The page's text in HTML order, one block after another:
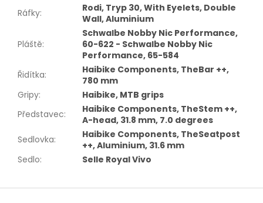
Ráfky:
Rodi, Tryp 30, With Eyelets, Double
Wall, Aluminium
Pláště:
Schwalbe Nobby Nic Performance,
60-622 - Schwalbe Nobby Nic
Performance, 65-584
Řidítka:
Haibike Components, TheBar ++,
780 mm
Gripy:
Haibike, MTB grips
Představec:
Haibike Components, TheStem ++,
A-head, 31.8 mm, 7.0 degrees
Sedlovka:
Haibike Components, TheSeatpost
++, Aluminium, 31.6 mm
Sedlo: Selle Royal Vivo
Z